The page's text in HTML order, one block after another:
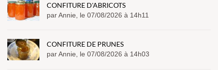
CONFITURE D'ABRICOTS
par Annie, le 07/08/2026 à 14h11
CONFITURE DE PRUNES
par Annie, le 07/08/2026 à 14h03